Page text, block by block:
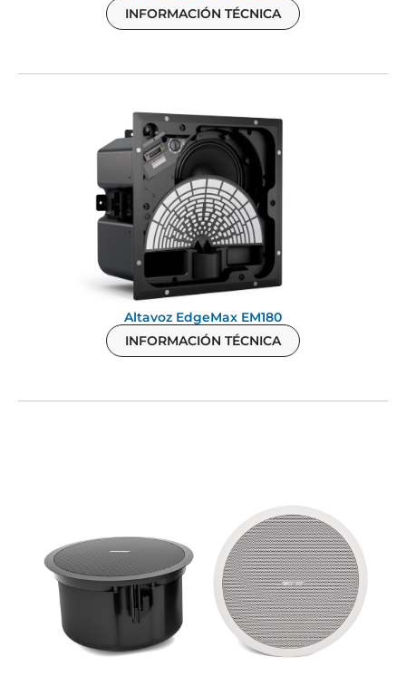
INFORMACIÓN TÉCNICA
Altavoz EdgeMax EM180
INFORMACIÓN TÉCNICA